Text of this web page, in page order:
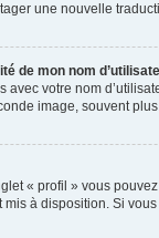
une nouvelle
de mon nom
avec votre nom
image, souvent
« profil » vous
à disposition. Si